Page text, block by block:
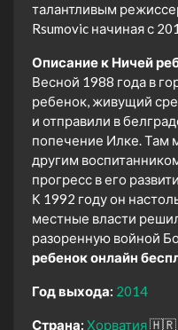
талантливым
Rsumovic начиная с
Описание к Ничей
Весной 1988 года в
ребенок, живущий
и отправили в
попечение Илке. Там
другим
прогресс в его
К 1992 году он
местные власти
разоренную войной
ребенок онлайн
Год выхода: 2014
Страна: Хорватия🇭🇷